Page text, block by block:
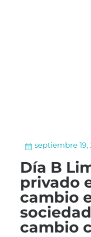
septiembre 19,
Día B
privado
cambio
cambio